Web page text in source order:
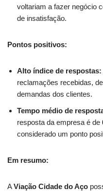
voltariam a fazer negócio
de insatisfação.
Pontos positivos:
Alto índice de respostas:
reclamações recebidas,
demandas dos clientes.
Tempo médio de
resposta da empresa é de
considerado um ponto
Em resumo:
AViação Cidade do Aço